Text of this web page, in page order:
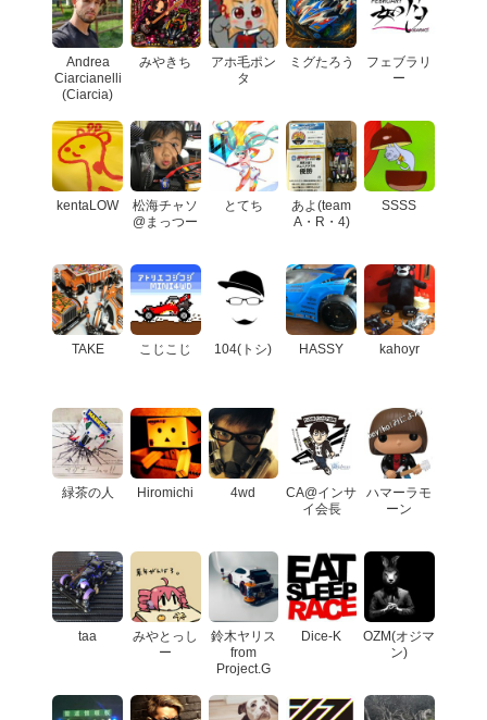
Andrea
Ciarcianelli
(Ciarcia)
みやきち
アホ毛ポン
タ
ミグたろう
フェブラリ
ー
kentaLOW
松海チャソ
@まっつー
とてち
あよ(team
A・R・4)
SSSS
TAKE こじこじ 104(トシ) HASSY kahoyr
緑茶の人 Hiromichi 4wd
CA@インサ
イ会長
ハマーラモ
ーン
taa
みやとっし
ー
鈴木ヤリス
from
Project.G
Dice-K
OZM(オジマ
ン)